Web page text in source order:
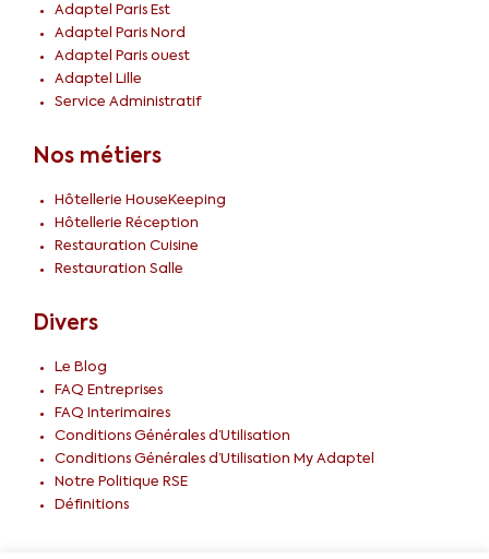
Adaptel Paris Est
Adaptel Paris Nord
Adaptel Paris ouest
Adaptel Lille
Service Administratif
Nos métiers
Hôtellerie HouseKeeping
Hôtellerie Réception
Restauration Cuisine
Restauration Salle
Divers
Le Blog
FAQ Entreprises
FAQ Interimaires
Conditions Générales d’Utilisation
Conditions Générales d’Utilisation My Adaptel
Notre Politique RSE
Définitions